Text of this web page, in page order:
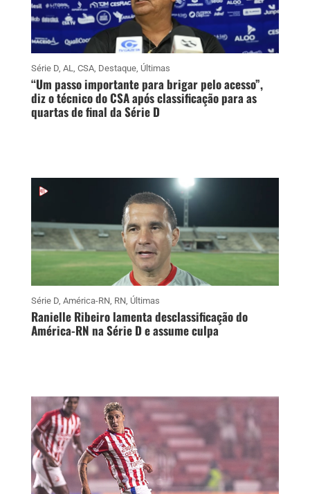
Série D, AL, CSA, Destaque, Últimas
“Um passo importante para brigar pelo acesso”,
diz o técnico do CSA após classificação para as
quartas de final da Série D
Série D, América-RN, RN, Últimas
Ranielle Ribeiro lamenta desclassificação do
América-RN na Série D e assume culpa